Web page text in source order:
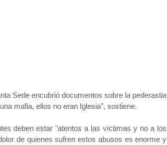
Sede encubrió documentos sobre la pederastia
mafia, ellos no eran Iglesia", sostiene.
deben estar "atentos a las víctimas y no a los
de quienes sufren estos abusos es enorme y